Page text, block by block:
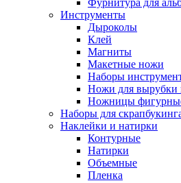
Фурнитура для
Инструменты
Дыроколы
Клей
Магниты
Макетные ножи
Наборы
Ножи для вырубки
Ножницы
Наборы для
Наклейки и натирки
Контурные
Натирки
Объемные
Пленка